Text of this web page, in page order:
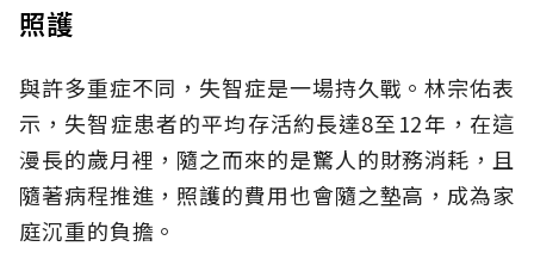
照護
與許多重症不同，失智症是一場持久戰。林宗佑表
示，失智症患者的平均存活約長達8至12年，在這
漫長的歲月裡，隨之而來的是驚人的財務消耗，且
隨著病程推進，照護的費用也會隨之墊高，成為家
庭沉重的負擔。